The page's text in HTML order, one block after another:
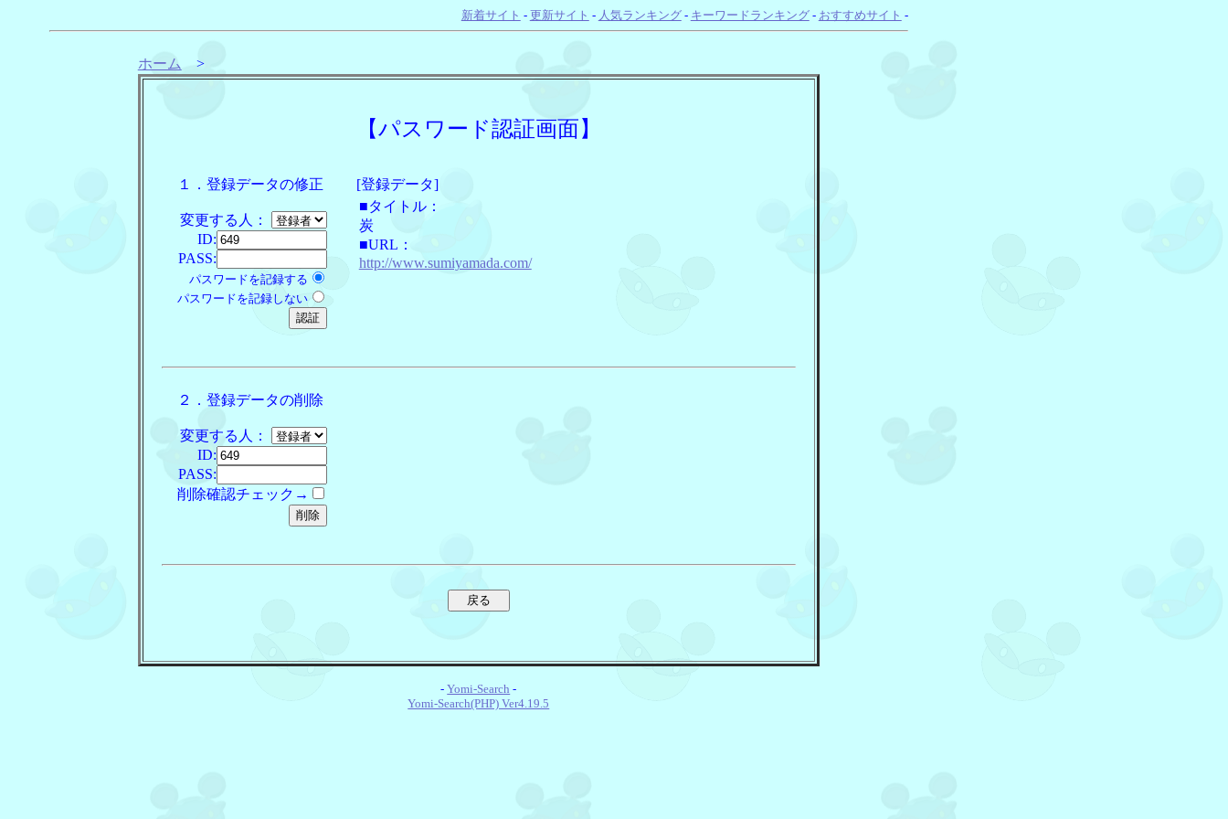
新着サイト - 更新サイト - 人気ランキング- キーワードランキング- おすすめサイト -
ホーム >
【パスワード認証画面】
１．登録データの修正
変更する人：
ID:
PASS:
パスワードを記録する
パスワードを記録しない
[登録データ]
■タイトル：
炭
■URL：
http://www.sumiyamada.com/
２．登録データの削除
変更する人：
ID:
PASS:
削除確認チェック→
-Yomi-Search -
Yomi-Search(PHP) Ver4.19.5